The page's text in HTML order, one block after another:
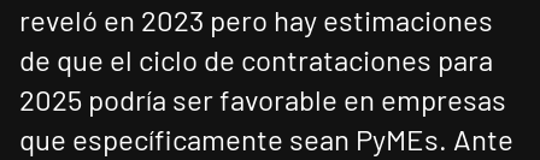
reveló en 2023 pero hay estimaciones
de que el ciclo de contrataciones para
2025 podría ser favorable en empresas
que específicamente sean PyMEs. Ante